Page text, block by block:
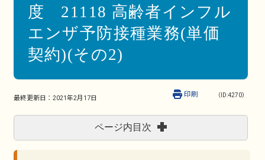
度 21118 高齢者インフル
エンザ予防接種業務(単価
契約)(その2)
最終更新日： 2021年2月17日 （ID:4270）
印刷
ページ内目次